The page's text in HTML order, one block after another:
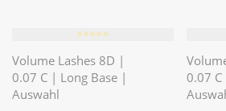
⭐️⭐️⭐️⭐️⭐️
Volume Lashes 8D |
0.07 C | Long Base |
Auswahl
0.07